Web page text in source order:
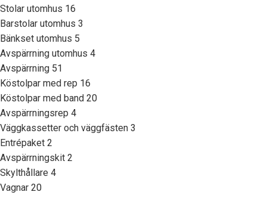
Stolar utomhus 16
Barstolar utomhus 3
Bänkset utomhus 5
Avspärrning utomhus 4
Avspärrning 51
Köstolpar med rep 16
Köstolpar med band 20
Avspärrningsrep 4
Väggkassetter och väggfästen 3
Entrépaket 2
Avspärrningskit 2
Skylthållare 4
Vagnar 20